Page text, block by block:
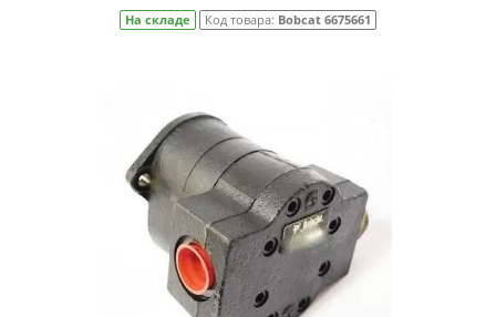
На складе Код товара: Bobcat 6675661